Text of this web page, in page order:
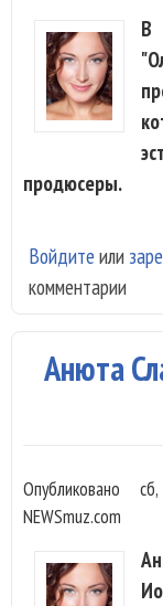
В
продюсеры.
Войдите или
комментарии
Анюта
Опубликовано
NEWSmuz.com